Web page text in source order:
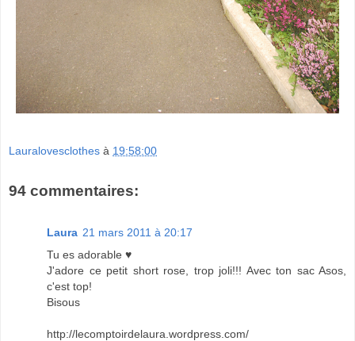
Lauralovesclothes à 19:58:00
94 commentaires:
Laura 21 mars 2011 à 20:17
Tu es adorable ♥
J'adore ce petit short rose, trop joli!!! Avec ton sac Asos,
c'est top!
Bisous
http://lecomptoirdelaura.wordpress.com/